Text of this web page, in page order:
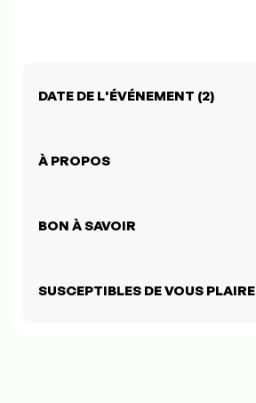
DATE DE L'ÉVÉNEMENT (2)
À PROPOS
BON À SAVOIR
SUSCEPTIBLES DE VOUS PLAIRE